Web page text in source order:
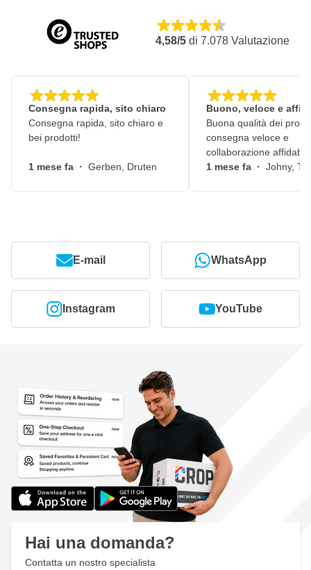
4,58/5 di 7.078 Valutazione
Consegna rapida, sito chiaro
Consegna rapida, sito chiaro e
bei prodotti!
1 mese fa · Gerben, Druten
Buono, veloce e
Buona qualità dei
consegna veloce e
collaborazione
1 mese fa · Johny,
E-mail WhatsApp
Instagram YouTube
Hai una domanda?
Contatta un nostro specialista